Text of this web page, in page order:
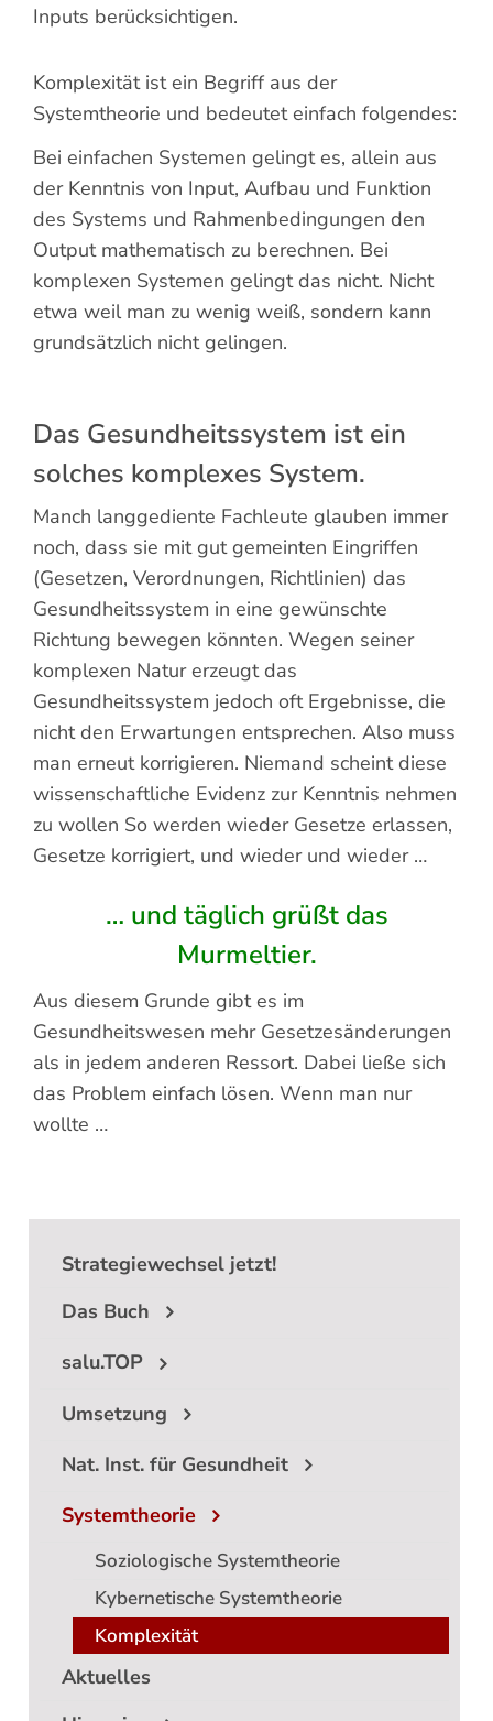
Inputs berücksichtigen.
Komplexität ist ein Begriff aus der
Systemtheorie und bedeutet einfach folgendes:
Bei einfachen Systemen gelingt es, allein aus
der Kenntnis von Input, Aufbau und Funktion
des Systems und Rahmenbedingungen den
Output mathematisch zu berechnen. Bei
komplexen Systemen gelingt das nicht. Nicht
etwa weil man zu wenig weiß, sondern kann
grundsätzlich nicht gelingen.
Das Gesundheitssystem ist ein
solches komplexes System.
Manch langgediente Fachleute glauben immer
noch, dass sie mit gut gemeinten Eingriffen
(Gesetzen, Verordnungen, Richtlinien) das
Gesundheitssystem in eine gewünschte
Richtung bewegen könnten. Wegen seiner
komplexen Natur erzeugt das
Gesundheitssystem jedoch oft Ergebnisse, die
nicht den Erwartungen entsprechen. Also muss
man erneut korrigieren. Niemand scheint diese
wissenschaftliche Evidenz zur Kenntnis nehmen
zu wollen So werden wieder Gesetze erlassen,
Gesetze korrigiert, und wieder und wieder …
… und täglich grüßt das
Murmeltier.
Aus diesem Grunde gibt es im
Gesundheitswesen mehr Gesetzesänderungen
als in jedem anderen Ressort. Dabei ließe sich
das Problem einfach lösen. Wenn man nur
wollte …
Strategiewechsel jetzt!
Das Buch
salu.TOP
Umsetzung
Nat. Inst. für Gesundheit
Systemtheorie
Soziologische Systemtheorie
Kybernetische Systemtheorie
Komplexität
Aktuelles